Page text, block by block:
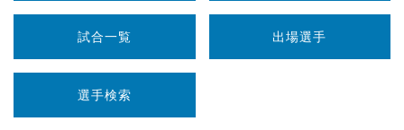
試合一覧 出場選手
選手検索